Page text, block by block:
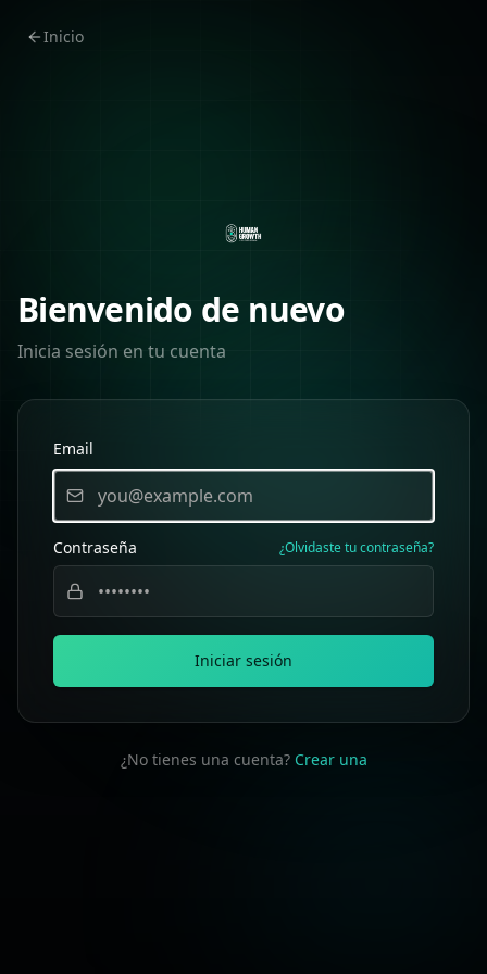
Inicio
Bienvenido de nuevo
Inicia sesión en tu cuenta
Email
Contraseña ¿Olvidaste tu contraseña?
Iniciar sesión
¿No tienes una cuenta? Crear una